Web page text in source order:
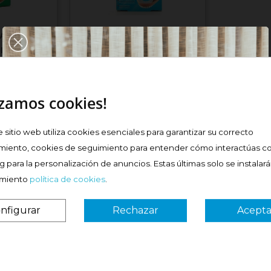
ALGASIV DENTADURA
INFERIOR 30...
Comprar
ok ####
¿Es tu primera vez? ¡SORPRESA!
cookies!
sitio web utiliza cookies esenciales para garantizar su correcto
cookies de seguimiento para entender cómo interactúas
para la personalización de anuncios. Estas últimas solo se
política de cookies
Rechazar